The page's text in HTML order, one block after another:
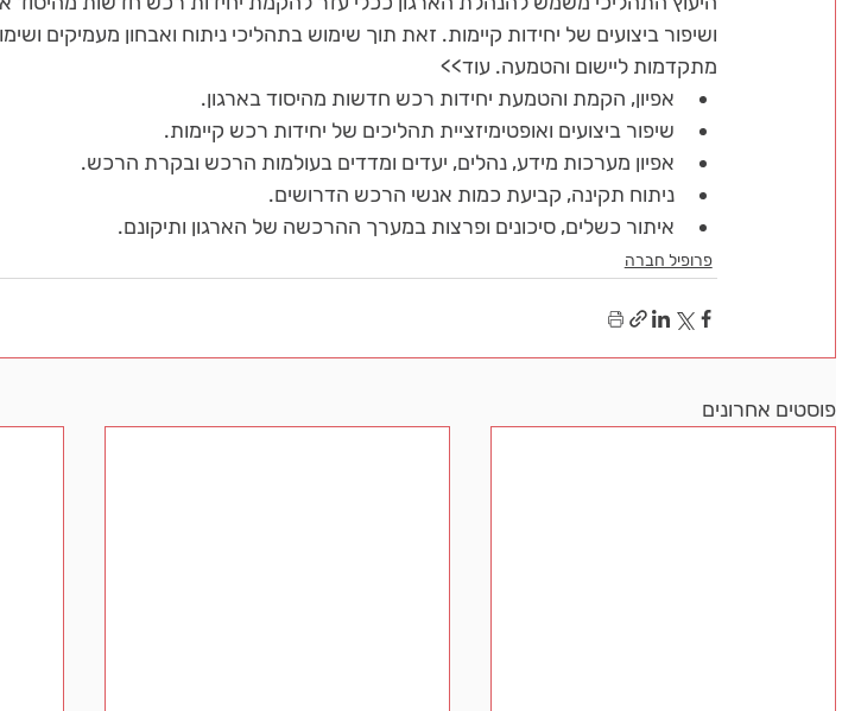
ושיפור ביצועים של יחידות קיימות. זאת תוך שימוש בתהליכי ניתוח ואבחון מעמיקים
מתקדמות ליישום והטמעה. עוד>>
אפיון, הקמת והטמעת יחידות רכש חדשות מהיסוד בארגון.
שיפור ביצועים ואופטימיזציית תהליכים של יחידות רכש קיימות.
אפיון מערכות מידע, נהלים, יעדים ומדדים בעולמות הרכש ובקרת הרכש.
ניתוח תקינה, קביעת כמות אנשי הרכש הדרושים.
איתור כשלים, סיכונים ופרצות במערך ההרכשה של הארגון ותיקונם.
פרופיל חברה
פוסטים אחרונים